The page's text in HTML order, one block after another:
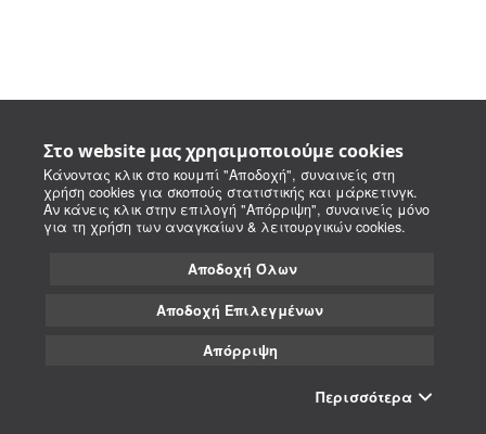
Στο website μας χρησιμοποιούμε cookies
Κάνοντας κλικ στο κουμπί "Αποδοχή", συναινείς στη
χρήση cookies για σκοπούς στατιστικής και μάρκετινγκ.
Αν κάνεις κλικ στην επιλογή "Απόρριψη", συναινείς μόνο
για τη χρήση των αναγκαίων & λειτουργικών cookies.
Αποδοχή Όλων
Αποδοχή Επιλεγμένων
Απόρριψη
Περισσότερα